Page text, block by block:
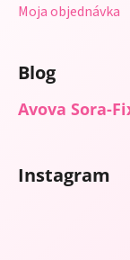
Moja objednávka
Blog
Avova Sora-
Instagram